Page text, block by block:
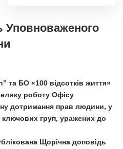
Уповноваженого
та БО «100 відсотків життя»
роботу Офісу
дотримання прав людини, у
груп, уражених до
Щорічна доповідь